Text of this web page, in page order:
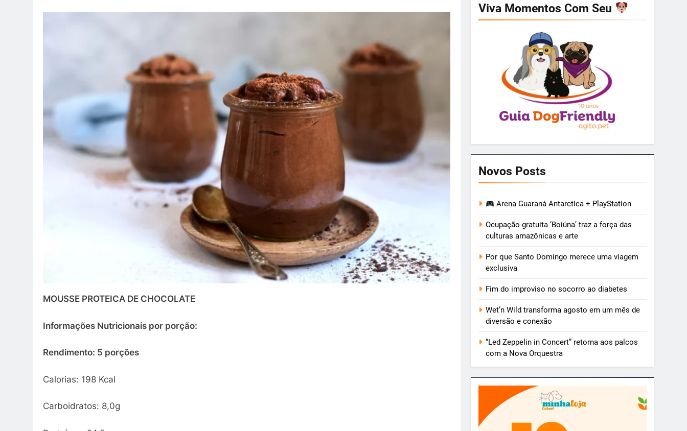
MOUSSE PROTEICA DE CHOCOLATE
Informações Nutricionais por porção:
Rendimento: 5 porções
Calorias: 198 Kcal
Carboidratos: 8,0g
Viva Momentos Com Seu
Novos Posts
Arena Guaraná Antarctica + PlayStation
Ocupação gratuita ‘Boiúna’ traz a força das
culturas amazônicas e arte
Por que Santo Domingo merece uma viagem
exclusiva
Fim do improviso no socorro ao diabetes
Wet’n Wild transforma agosto em um mês de
diversão e conexão
“Led Zeppelin in Concert” retorna aos palcos
com a Nova Orquestra